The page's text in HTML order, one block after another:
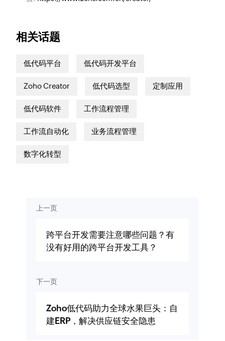
相关话题
低代码平台 低代码开发平台
Zoho Creator 低代码选型 定制应用
低代码软件 工作流程管理
工作流自动化 业务流程管理
数字化转型
上一页
跨平台开发需要注意哪些问题？有
没有好用的跨平台开发工具？
下一页
Zoho低代码助力全球水果巨头：自
建ERP，解决供应链安全隐患